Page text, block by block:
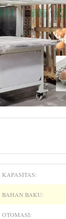
KAPASITAS:
BAHAN BAKU:
OTOMASI: